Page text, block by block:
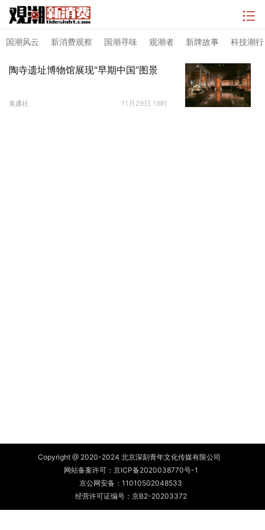
国潮风云 新消费观察 国潮寻味 观潮者 新牌故事 科技潮行
陶寺遗址博物馆展现“早期中国”图景
美通社 11月29日 18时
Copyright @ 2020-2024 北京深刻青年文化传媒有限公司
网站备案许可： 京ICP备2020038770号-1
京公网安备： 11010502048533
经营许可证编号：京B2-20203372